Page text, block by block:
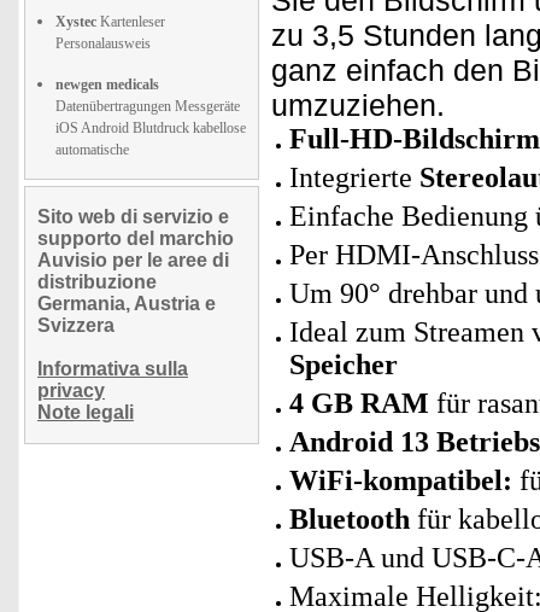
Xystec Kartenleser
Personalausweis
newgen medicals
Datenübertragungen Messgeräte
iOS Android Blutdruck kabellose
automatische
Sito web di servizio e
supporto del marchio
Auvisio per le aree di
distribuzione
Germania, Austria e
Svizzera
Informativa sulla
privacy
Note legali
zu 3,5 Stunden
ganz einfach den
umzuziehen.
Full-HD-Bildschirm
Integrierte
Einfache Bedienung
Per HDMI-
Um 90° drehbar
Ideal zum
Speicher
4 GB RAM für
Android 13
WiFi-kompatibel:
Bluetooth für
USB-A und USB-C-
Maximale